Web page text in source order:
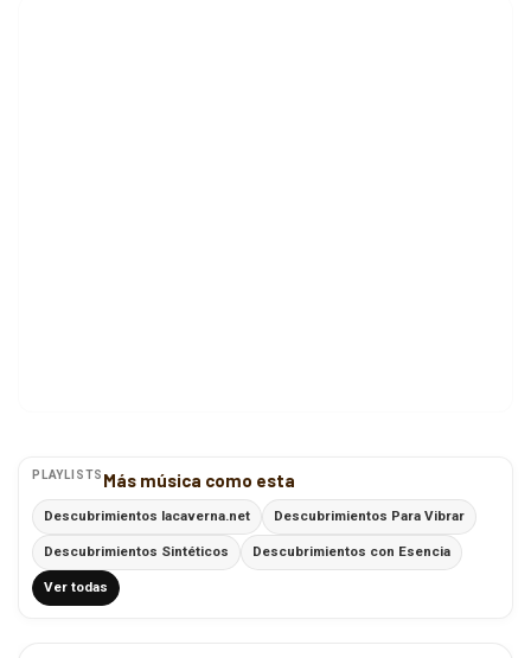
PLAYLISTS Más música como esta
Descubrimientos lacaverna.net Descubrimientos Para Vibrar
Descubrimientos Sintéticos Descubrimientos con Esencia
Ver todas